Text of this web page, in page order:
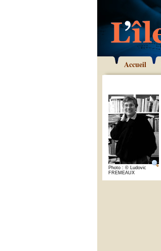
Accueil
Photo : © Ludovic
FREMEAUX